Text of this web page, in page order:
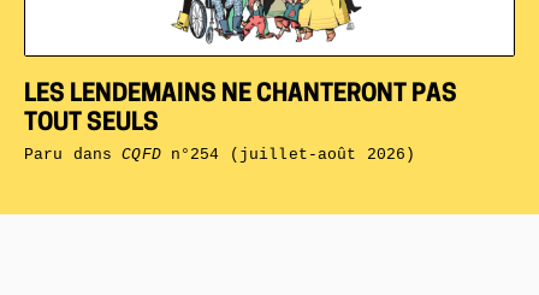
LES LENDEMAINS NE CHANTERONT PAS
TOUT SEULS
Paru dansCQFDn°254 (juillet-août 2026)